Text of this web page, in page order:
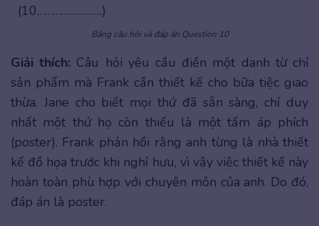
(10…………………….)
Bảng câu hỏi và đáp án Question 10
Giải thích: Câu hỏi yêu cầu điền một danh từ chỉ
sản phẩm mà Frank cần thiết kế cho bữa tiệc giao
thừa. Jane cho biết mọi thứ đã sẵn sàng, chỉ duy
nhất một thứ họ còn thiếu là một tấm áp phích
(poster). Frank phản hồi rằng anh từng là nhà thiết
kế đồ họa trước khi nghỉ hưu, vì vậy việc thiết kế này
hoàn toàn phù hợp với chuyên môn của anh. Do đó,
đáp án là poster.